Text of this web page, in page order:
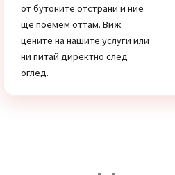
Имаш нужда от хамалски
услуги в Бистрица или
просто искаш съвет от
нашия екип? Натисни един
от бутоните отстрани и ние
ще поемем оттам. Виж